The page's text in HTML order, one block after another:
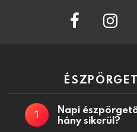
facebook
Napi
hány sikerül?